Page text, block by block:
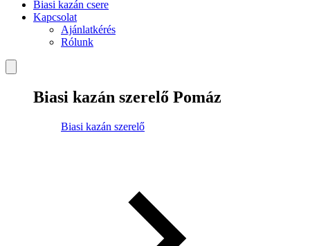
Biasi kazán csere
Kapcsolat
Ajánlatkérés
Rólunk
Biasi kazán szerelő Pomáz
Biasi kazán szerelő